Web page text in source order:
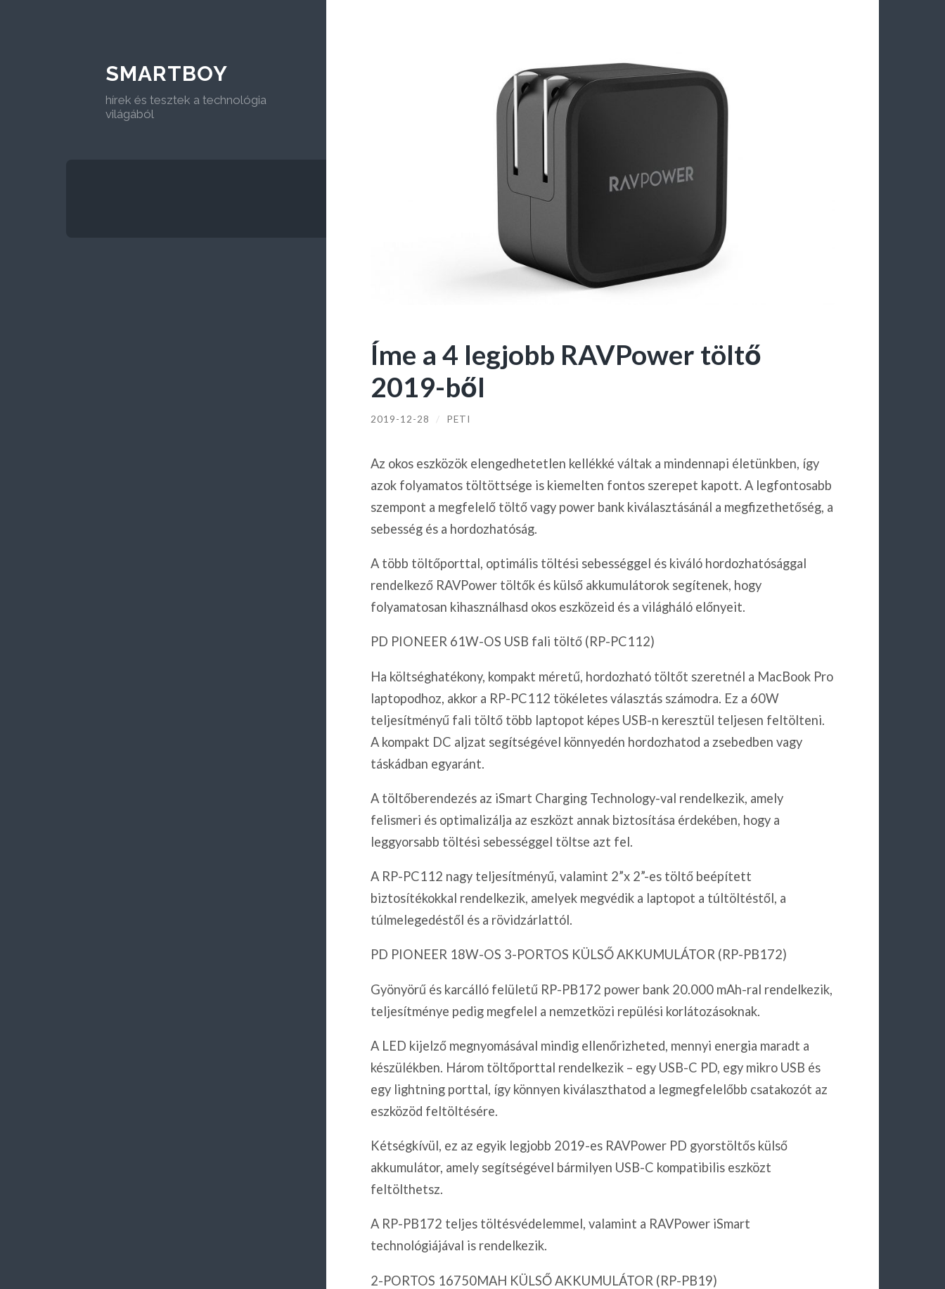
SMARTBOY
hírek és tesztek a technológia
világából
Íme a 4 legjobb RAVPower töltő
2019-ből
2019-12-28 / PETI
Az okos eszközök elengedhetetlen kellékké váltak a mindennapi életünkben, így
azok folyamatos töltöttsége is kiemelten fontos szerepet kapott. A legfontosabb
szempont a megfelelő töltő vagy power bank kiválasztásánál a megfizethetőség, a
sebesség és a hordozhatóság.
A több töltőporttal, optimális töltési sebességgel és kiváló hordozhatósággal
rendelkező RAVPower töltők és külső akkumulátorok segítenek, hogy
folyamatosan kihasználhasd okos eszközeid és a világháló előnyeit.
PD PIONEER 61W-OS USB fali töltő (RP-PC112)
Ha költséghatékony, kompakt méretű, hordozható töltőt szeretnél a MacBook Pro
laptopodhoz, akkor a RP-PC112 tökéletes választás számodra. Ez a 60W
teljesítményű fali töltő több laptopot képes USB-n keresztül teljesen feltölteni.
A kompakt DC aljzat segítségével könnyedén hordozhatod a zsebedben vagy
táskádban egyaránt.
A töltőberendezés az iSmart Charging Technology-val rendelkezik, amely
felismeri és optimalizálja az eszközt annak biztosítása érdekében, hogy a
leggyorsabb töltési sebességgel töltse azt fel.
A RP-PC112 nagy teljesítményű, valamint 2”x 2”-es töltő beépített
biztosítékokkal rendelkezik, amelyek megvédik a laptopot a túltöltéstől, a
túlmelegedéstől és a rövidzárlattól.
PD PIONEER 18W-OS 3-PORTOS KÜLSŐ AKKUMULÁTOR (RP-PB172)
Gyönyörű és karcálló felületű RP-PB172 power bank 20.000 mAh-ral rendelkezik,
teljesítménye pedig megfelel a nemzetközi repülési korlátozásoknak.
A LED kijelző megnyomásával mindig ellenőrizheted, mennyi energia maradt a
készülékben. Három töltőporttal rendelkezik – egy USB-C PD, egy mikro USB és
egy lightning porttal, így könnyen kiválaszthatod a legmegfelelőbb csatakozót az
eszközöd feltöltésére.
Kétségkívül, ez az egyik legjobb 2019-es RAVPower PD gyorstöltős külső
akkumulátor, amely segítségével bármilyen USB-C kompatibilis eszközt
feltölthetsz.
A RP-PB172 teljes töltésvédelemmel, valamint a RAVPower iSmart
technológiájával is rendelkezik.
2-PORTOS 16750MAH KÜLSŐ AKKUMULÁTOR (RP-PB19)